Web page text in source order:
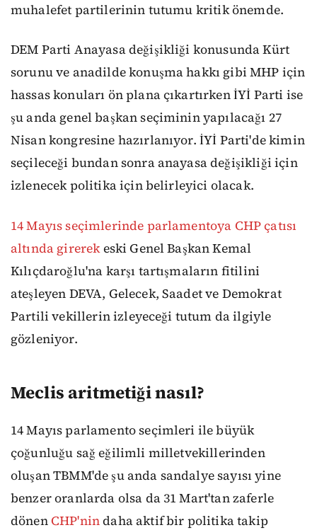
muhalefet partilerinin tutumu kritik önemde.
DEM Parti Anayasa değişikliği konusunda Kürt
sorunu ve anadilde konuşma hakkı gibi MHP için
hassas konuları ön plana çıkartırken İYİ Parti ise
şu anda genel başkan seçiminin yapılacağı 27
Nisan kongresine hazırlanıyor. İYİ Parti'de kimin
seçileceği bundan sonra anayasa değişikliği için
izlenecek politika için belirleyici olacak.
14 Mayıs seçimlerinde parlamentoya CHP çatısı
altında girerekeski Genel Başkan Kemal
Kılıçdaroğlu'na karşı tartışmaların fitilini
ateşleyen DEVA, Gelecek, Saadet ve Demokrat
Partili vekillerin izleyeceği tutum da ilgiyle
gözleniyor.
Meclis aritmetiği nasıl?
14 Mayıs parlamento seçimleri ile büyük
çoğunluğu sağ eğilimli milletvekillerinden
oluşan TBMM'de şu anda sandalye sayısı yine
benzer oranlarda olsa da 31 Mart'tan zaferle
dönenCHP'nindaha aktif bir politika takip